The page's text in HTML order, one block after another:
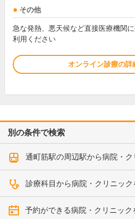
その他
急な発熱、悪天候など直接医療機関
利用ください
オンライン診療の詳
別の条件で検索
通町筋駅の周辺駅から病院・
診療科目から病院・クリニッ
予約ができる病院・クリニック